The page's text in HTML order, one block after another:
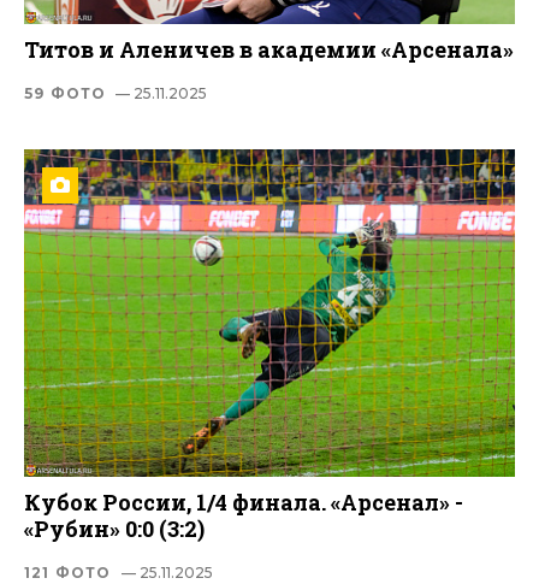
Титов и Аленичев в академии «Арсенала»
59 ФОТО — 25.11.2025
Кубок России, 1/4 финала. «Арсенал» -
«Рубин» 0:0 (3:2)
121 ФОТО — 25.11.2025